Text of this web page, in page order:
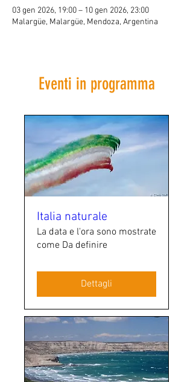
03 gen 2026, 19:00 – 10 gen 2026, 23:00
Malargüe, Malargüe, Mendoza, Argentina
Eventi in programma
Italia naturale
La data e l'ora sono mostrate
come Da definire
Dettagli